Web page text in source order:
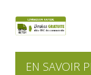
EN SAVOIR